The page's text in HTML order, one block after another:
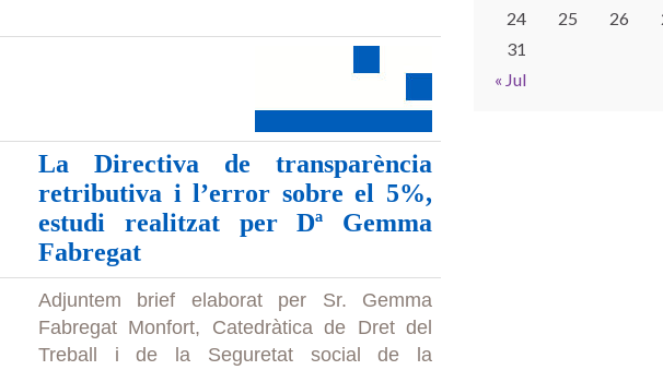
La Directiva de transparència
retributiva i l’error sobre el 5%,
estudi realitzat per Dª Gemma
Fabregat
Adjuntem brief elaborat per Sr. Gemma
Fabregat Monfort, Catedràtica de Dret del
Treball i de la Seguretat social de la
« Jul
24
25 26
31